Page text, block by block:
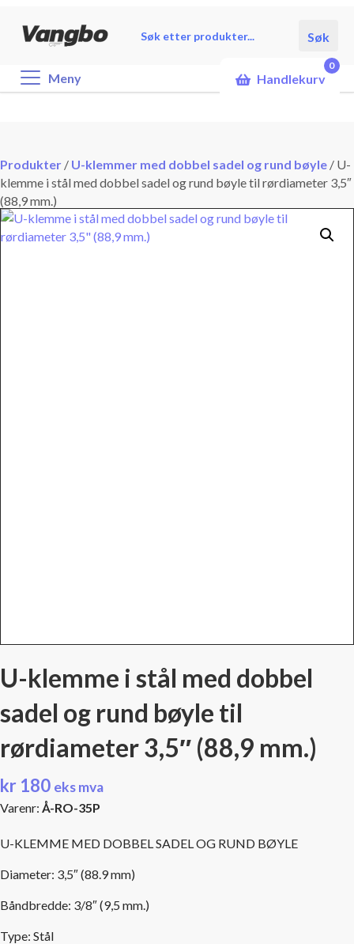
search
Søk
Meny Handlekurv
0
Produkter / U-klemmer med dobbel sadel og rund bøyle / U-
klemme i stål med dobbel sadel og rund bøyle til rørdiameter 3,5″
(88,9 mm.)
U-klemme i stål med dobbel
sadel og rund bøyle til
rørdiameter 3,5″ (88,9 mm.)
kr 180 eks mva
Varenr: Å-RO-35P
U-KLEMME MED DOBBEL SADEL OG RUND BØYLE
Diameter: 3,5″ (88.9 mm)
Båndbredde: 3/8″ (9,5 mm.)
Type: Stål